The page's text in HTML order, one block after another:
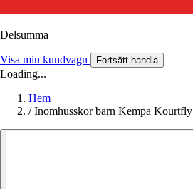
Delsumma
Visa min kundvagn Fortsätt handla
Loading...
Hem
/ Inomhusskor barn Kempa Kourtfly